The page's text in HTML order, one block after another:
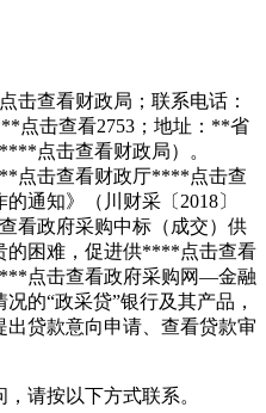
点击查看财政局；联系电话：
点击查看2753；地址：**省
点击查看财政局）。
点击查看财政厅****点击查
通知》（川财采〔2018〕
看政府采购中标（成交）供
的困难，促进供****点击查看
点击查看政府采购网—金融
的“政采贷”银行及其产品，
出贷款意向申请、查看贷款审
请按以下方式联系。